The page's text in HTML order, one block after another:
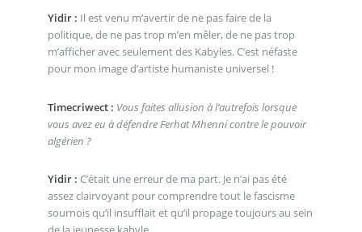
Yidir : Il est venu m’avertir de ne pas faire de la
politique, de ne pas trop m’en mêler, de ne pas trop
m’afficher avec seulement des Kabyles. C’est néfaste
pour mon image d’artiste humaniste universel !
Timecriwect : Vous faites allusion à l’autrefois lorsque
vous avez eu à défendre Ferhat Mhenni contre le pouvoir
algérien ?
Yidir : C’était une erreur de ma part. Je n’ai pas été
assez clairvoyant pour comprendre tout le fascisme
sournois qu’il insufflait et qu’il propage toujours au sein